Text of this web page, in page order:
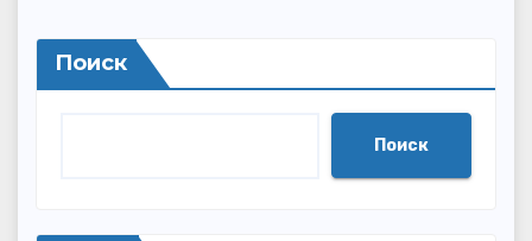
Поиск
Поиск